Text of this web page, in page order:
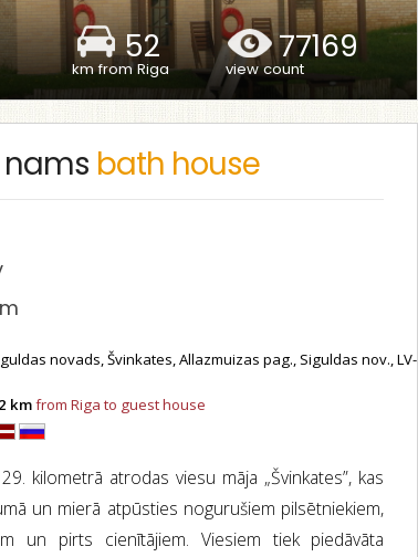
52
km from Riga
77169
view count
nams bath house
novads, Švinkates, Allazmuizas pag., Siguldas nov., LV-
kmfrom Riga to guest house
kilometrā atrodas viesu māja „Švinkates”, kas
un mierā atpūsties nogurušiem pilsētniekiem,
un pirts cienītājiem. Viesiem tiek piedāvāta